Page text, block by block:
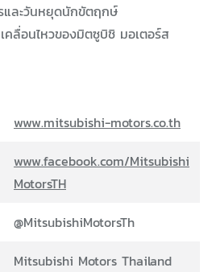
และวันหยุดนักขัตฤกษ์
คลื่อนไหวของมิตซูบิชิ มอเตอร์ส
www.mitsubishi-motors.co.th
www.facebook.com/Mitsubishi
MotorsTH
@MitsubishiMotorsTh
Mitsubishi Motors Thailand